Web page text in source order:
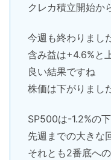
クレカ積立開始か
今週も終わりまし
含み益は+4.6%と
良い結果ですね
株価は下がりまし
SP500は-1.2%の
先週までの大きな
それとも2番底へ